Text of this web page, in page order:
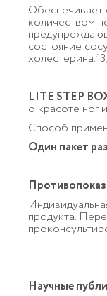
Обеспечивает
количеством
состояние
LITE STEP
о красоте ног
Способ
Один пакет
продукта.
Научные